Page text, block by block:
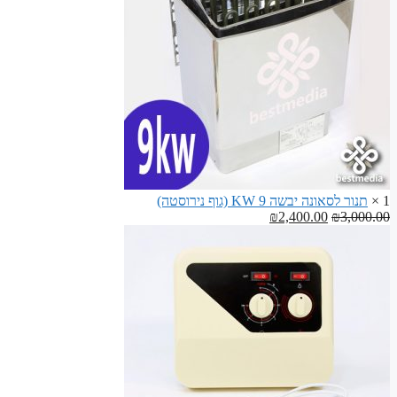
לסאונה
1 ×
תנור לסאונה יבשה 9 KW (גוף נירוסטה)
₪3,000.00
המחיר
היה:
₪3,000.00.
₪2,400.00
הוא:
₪2,400.00.